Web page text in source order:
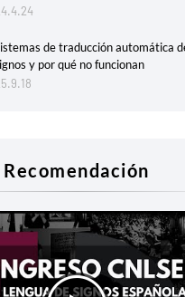
de traducción automática
y por qué no funcionan
Recomendación